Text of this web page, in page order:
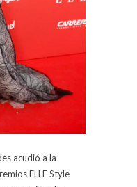
acudió a la
ELLE Style